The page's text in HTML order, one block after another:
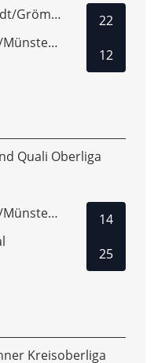
HSG Ostsee Neustadt/Grömitz
HSG Kremperheide/Münsterdorf
22
12
Quali Oberliga
HSG Kremperheide/Münsterdorf
14
25
Kreisoberliga